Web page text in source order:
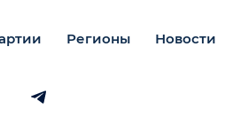
Регионы Новости